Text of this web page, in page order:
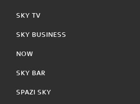
SKY TV
SKY BUSINESS
NOW
SKY BAR
SPAZI SKY